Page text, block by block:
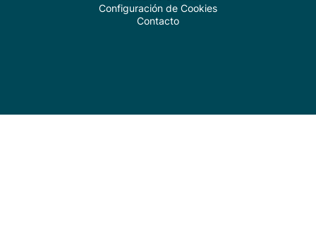
Configuración de Cookies
Contacto